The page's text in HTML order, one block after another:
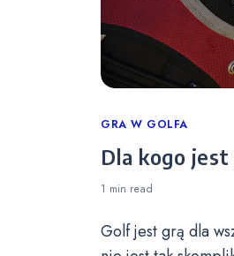
Categories
GRA W GOLFA
Dla kogo
1 min read
Golf jest grą dla